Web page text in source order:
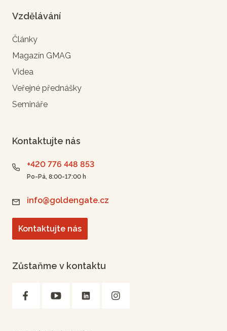
Vzdělávání
Články
Magazín GMAG
Videa
Veřejné přednášky
Semináře
Kontaktujte nás
+420 776 448 853
Po-Pá, 8:00-17:00 h
info@goldengate.cz
Kontaktujte nás
Zůstaňme v kontaktu